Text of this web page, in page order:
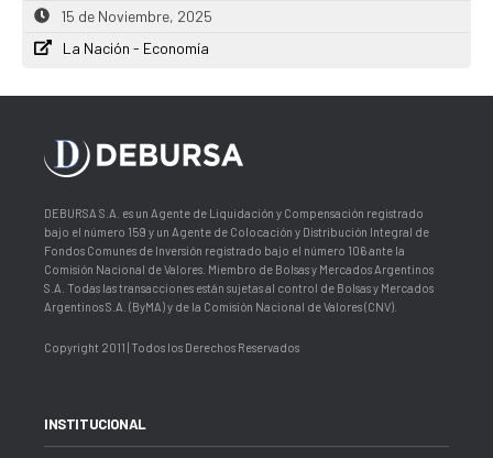
15 de Noviembre, 2025
La Nación - Economía
DEBURSA S.A. es un Agente de Liquidación y Compensación registrado
bajo el número 159 y un Agente de Colocación y Distribución Integral de
Fondos Comunes de Inversión registrado bajo el número 106 ante la
Comisión Nacional de Valores. Miembro de Bolsas y Mercados Argentinos
S.A. Todas las transacciones están sujetas al control de Bolsas y Mercados
Argentinos S.A. (ByMA) y de la Comisión Nacional de Valores (CNV).
Copyright 2011 | Todos los Derechos Reservados
INSTITUCIONAL